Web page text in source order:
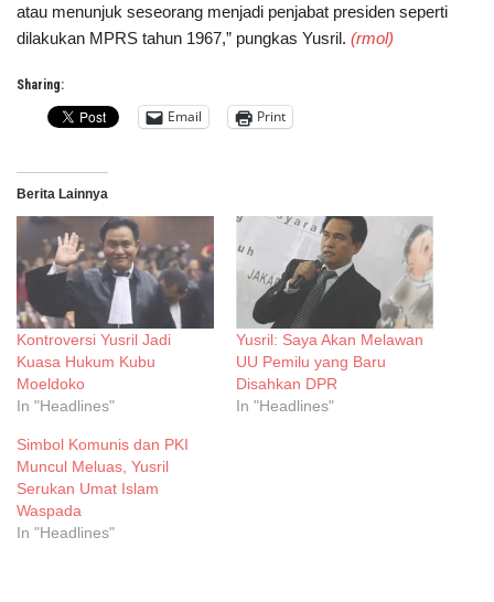
atau menunjuk seseorang menjadi penjabat presiden seperti
dilakukan MPRS tahun 1967,” pungkas Yusril. (rmol)
Sharing:
Email Print
Berita Lainnya
Kontroversi Yusril Jadi
Kuasa Hukum Kubu
Moeldoko
In "Headlines"
Yusril: Saya Akan Melawan
UU Pemilu yang Baru
Disahkan DPR
In "Headlines"
Simbol Komunis dan PKI
Muncul Meluas, Yusril
Serukan Umat Islam
Waspada
In "Headlines"